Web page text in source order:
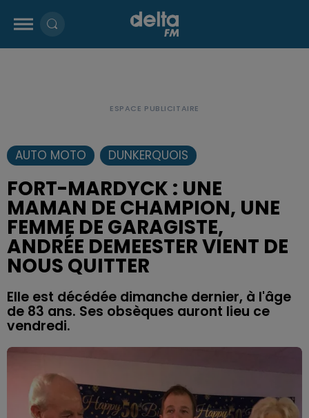
AUTO MOTO DUNKERQUOIS
FORT-MARDYCK : UNE
MAMAN DE CHAMPION, UNE
FEMME DE GARAGISTE,
ANDRÉE DEMEESTER VIENT DE
NOUS QUITTER
Elle est décédée dimanche dernier, à l'âge
de 83 ans. Ses obsèques auront lieu ce
vendredi.